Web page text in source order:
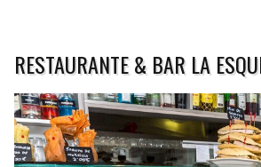
RESTAURANTE & BAR LA